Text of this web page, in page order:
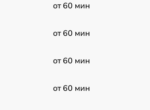
от 60 мин
от 60 мин
от 60 мин
от 60 мин